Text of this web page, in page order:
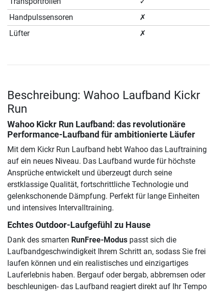
Handpulssensoren
✗
Lüfter
✗
Beschreibung: Wahoo Laufband Kickr
Run
Wahoo Kickr Run Laufband: das revolutionäre
Performance-Laufband für ambitionierte Läufer
Mit dem Kickr Run Laufband hebt Wahoo das Lauftraining
auf ein neues Niveau. Das Laufband wurde für höchste
Ansprüche entwickelt und überzeugt durch seine
erstklassige Qualität, fortschrittliche Technologie und
gelenkschonende Dämpfung. Perfekt für lange Einheiten
und intensives Intervalltraining.
Echtes Outdoor-Laufgefühl zu Hause
Dank des smarten RunFree-Modus passt sich die
Laufbandgeschwindigkeit Ihrem Schritt an, sodass Sie frei
laufen können und ein realistisches und einzigartiges
Lauferlebnis haben. Bergauf oder bergab, abbremsen oder
beschleunigen- das Laufband reagiert direkt auf Ihr Tempo